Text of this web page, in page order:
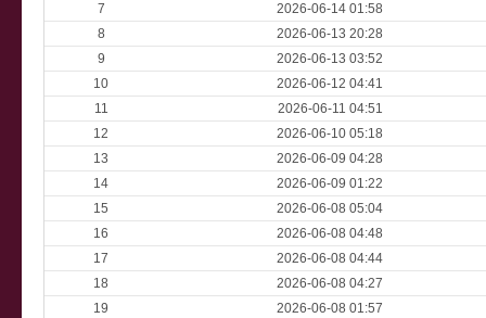
7
2026-06-14 01:58
8
2026-06-13 20:28
9
2026-06-13 03:52
10
2026-06-12 04:41
11
2026-06-11 04:51
12
2026-06-10 05:18
13
2026-06-09 04:28
14
2026-06-09 01:22
15
2026-06-08 05:04
16
2026-06-08 04:48
17
2026-06-08 04:44
18
2026-06-08 04:27
19
2026-06-08 01:57